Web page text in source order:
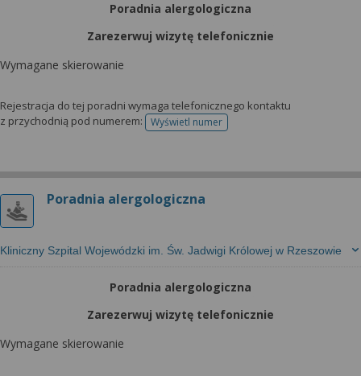
Poradnia alergologiczna
Zarezerwuj wizytę telefonicznie
Wymagane skierowanie
Rejestracja do tej poradni wymaga telefonicznego kontaktu
z przychodnią pod numerem:
Wyświetl numertelefonu do rejestracji
Poradnia alergologiczna
Kliniczny Szpital Wojewódzki im. Św. Jadwigi Królowej w Rzeszowie
Poradnia alergologiczna
Zarezerwuj wizytę telefonicznie
Wymagane skierowanie
możesz też wycofać zgodę na przetwarzanie Twoich
danych tylko w niektórych celach. Jeżeli chcesz
dowiedzieć się więcej lub chcesz przeprowadzić
konfigurację szczegółową, to możesz tego dokonać
za pomocą „Ustawień zaawansowanych”.
Więcej informacji na temat wykorzystywania